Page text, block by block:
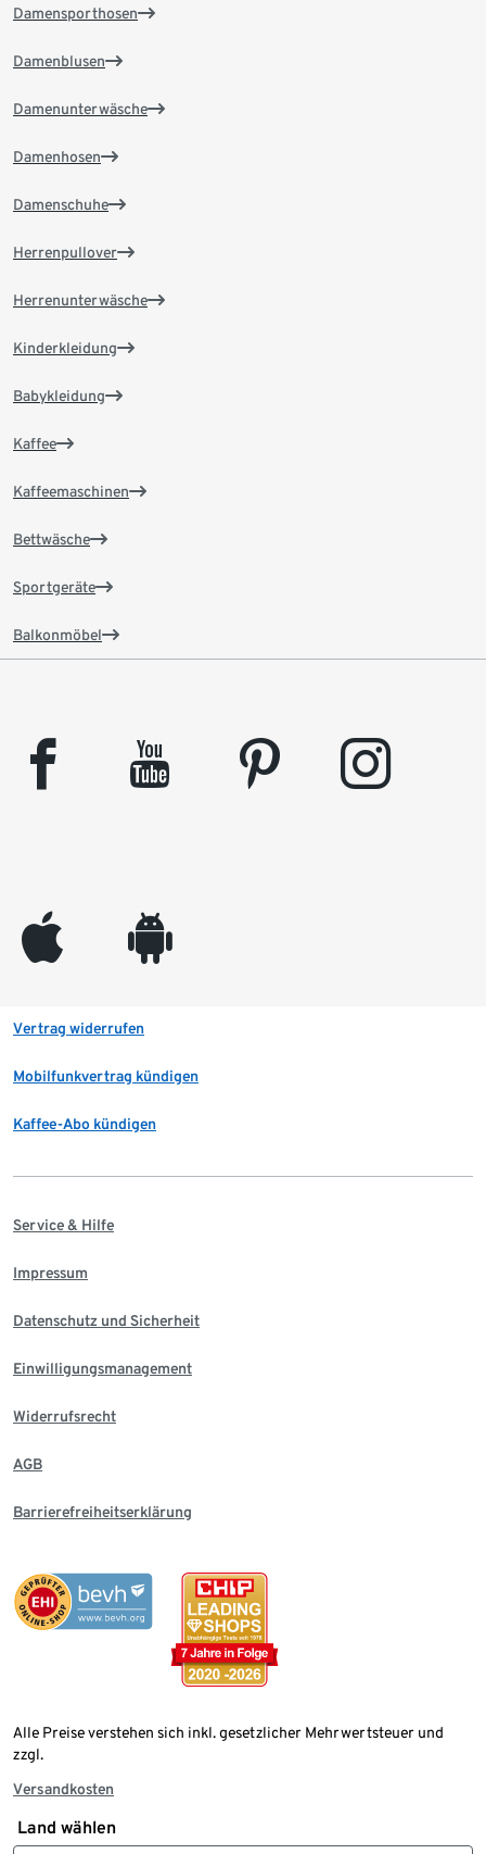
Damensporthosen
Damenblusen
Damenunterwäsche
Damenhosen
Damenschuhe
Herrenpullover
Herrenunterwäsche
Kinderkleidung
Babykleidung
Kaffee
Kaffeemaschinen
Bettwäsche
Sportgeräte
Balkonmöbel
facebook youtube pinterest instagram
appleinc android
Vertrag widerrufen
Mobilfunkvertrag kündigen
Kaffee-Abo kündigen
Service & Hilfe
Impressum
Datenschutz und Sicherheit
Einwilligungsmanagement
Widerrufsrecht
AGB
Barrierefreiheitserklärung
Alle Preise verstehen sich inkl. gesetzlicher Mehrwertsteuer und
zzgl.
Versandkosten
Land wählen